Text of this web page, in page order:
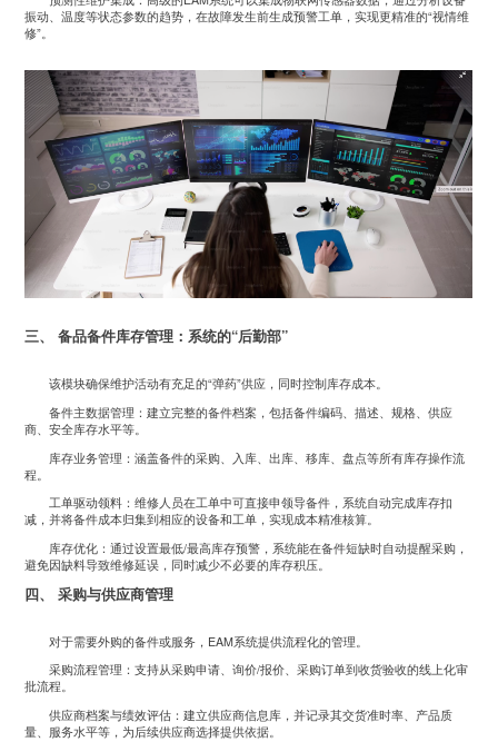
振动、温度等状态参数的趋势，在故障发生前生成预警工单，实现更精准的“视情维
修”。
三、 备品备件库存管理：系统的“后勤部”
该模块确保维护活动有充足的“弹药”供应，同时控制库存成本。
备件主数据管理：建立完整的备件档案，包括备件编码、描述、规格、供应
商、安全库存水平等。
库存业务管理：涵盖备件的采购、入库、出库、移库、盘点等所有库存操作流
程。
工单驱动领料：维修人员在工单中可直接申领导备件，系统自动完成库存扣
减，并将备件成本归集到相应的设备和工单，实现成本精准核算。
库存优化：通过设置最低/最高库存预警，系统能在备件短缺时自动提醒采购，
避免因缺料导致维修延误，同时减少不必要的库存积压。
四、 采购与供应商管理
对于需要外购的备件或服务，EAM系统提供流程化的管理。
采购流程管理：支持从采购申请、询价/报价、采购订单到收货验收的线上化审
批流程。
供应商档案与绩效评估：建立供应商信息库，并记录其交货准时率、产品质
量、服务水平等，为后续供应商选择提供依据。